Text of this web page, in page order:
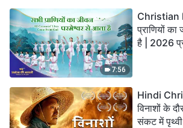
7:56
Christian
प्राणियों
है | 2026
Hindi
विनाशों के
संकट में